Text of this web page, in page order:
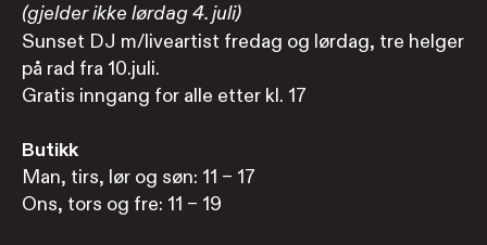
(gjelder ikke lørdag 4. juli)
Sunset DJ m/liveartist fredag og lørdag, tre helger
på rad fra 10.juli.
Gratis inngang for alle etter kl. 17
Butikk
Man, tirs, lør og søn: 11 – 17
Ons, tors og fre: 11 – 19